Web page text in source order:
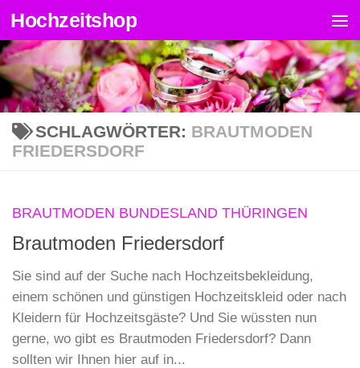
Zum Inhalt springen
Hochzeitshop
SCHLAGWÖRTER: BRAUTMODEN
FRIEDERSDORF
BRAUTMODEN BUNDESLAND THÜRINGEN
Brautmoden Friedersdorf
Sie sind auf der Suche nach Hochzeitsbekleidung,
einem schönen und günstigen Hochzeitskleid oder nach
Kleidern für Hochzeitsgäste? Und Sie wüssten nun
gerne, wo gibt es Brautmoden Friedersdorf? Dann
sollten wir Ihnen hier auf in...